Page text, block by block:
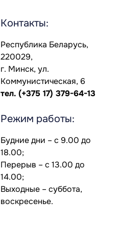
Контакты:
Республика Беларусь,
220029,
г. Минск, ул.
Коммунистическая, 6
тел. (+375 17) 379-64-13
Режим работы:
Будние дни – с 9.00 до
18.00;
Перерыв – с 13.00 до
14.00;
Выходные – суббота,
воскресенье.